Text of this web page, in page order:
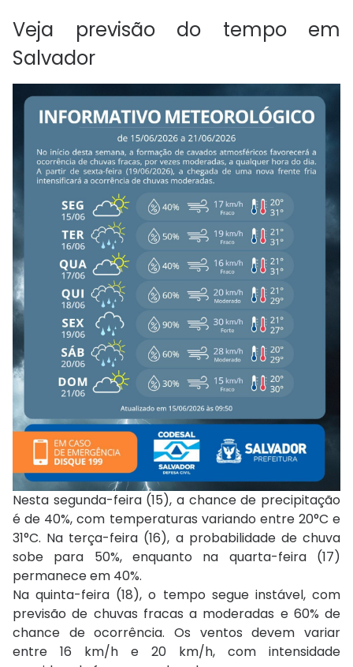
Veja previsão do tempo em
Salvador
Nesta segunda-feira (15), a chance de precipitação
é de 40%, com temperaturas variando entre 20°C e
31°C. Na terça-feira (16), a probabilidade de chuva
sobe para 50%, enquanto na quarta-feira (17)
permanece em 40%.
Na quinta-feira (18), o tempo segue instável, com
previsão de chuvas fracas a moderadas e 60% de
chance de ocorrência. Os ventos devem variar
entre 16 km/h e 20 km/h, com intensidade